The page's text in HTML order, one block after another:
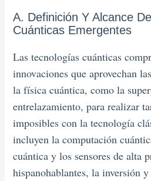
A. Definición Y Alcance
Cuánticas Emergentes
Las tecnologías cuánticas
innovaciones que aprovechan
la física cuántica, como la
entrelazamiento, para realizar
imposibles con la tecnología
incluyen la computación
cuántica y los sensores de alta
hispanohablantes, la inversión